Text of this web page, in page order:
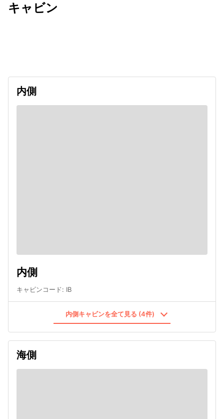
キャビン
内側
内側
キャビンコード: IB
内側キャビンを全て見る (4件)
海側